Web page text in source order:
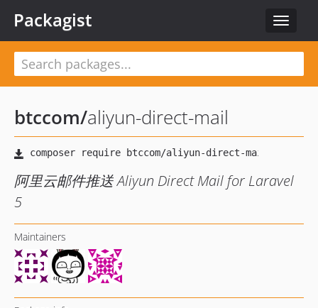
Toggle
Packagist
btccom/aliyun-direct-mail
阿里云邮件推送 Aliyun Direct Mail for Laravel
5
Maintainers